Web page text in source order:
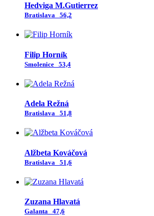
Hedviga M.Gutierrez
Bratislava 56,2
Filip Horník
Smolenice 53,4
Adela Režná
Bratislava 51,8
Alžbeta Kováčová
Bratislava 51,6
Zuzana Hlavatá
Galanta 47,6